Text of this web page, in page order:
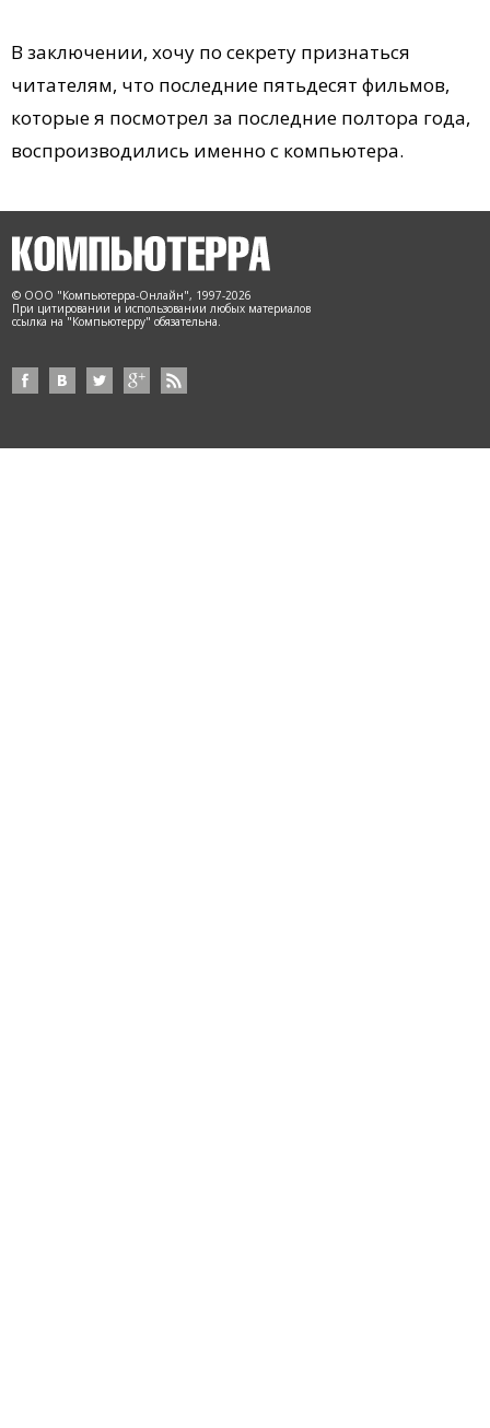
В заключении, хочу по секрету признаться
читателям, что последние пятьдесят фильмов,
которые я посмотрел за последние полтора года,
воспроизводились именно с компьютера.
© ООО "Компьютерра-Онлайн", 1997-2026
При цитировании и использовании любых материалов
ссылка на "Компьютерру" обязательна.